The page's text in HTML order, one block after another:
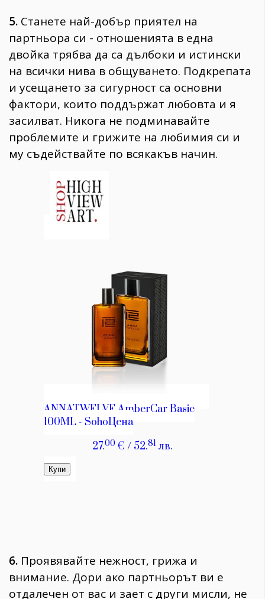
5. Станете най-добър приятел на
партньора си - отношенията в една
двойка трябва да са дълбоки и истински
на всички нива в общуването. Подкрепата
и усещането за сигурност са основни
фактори, които поддържат любовта и я
засилват. Никога не подминавайте
проблемите и грижите на любимия си и
му съдействайте по всякакъв начин.
6. Проявявайте нежност, грижа и
внимание. Дори ако партньорът ви е
отдалечен от вас и зает с други мисли, не